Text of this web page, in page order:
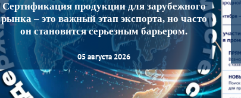
Сертификация продукции для зарубежного
рынка – это важный этап экспорта, но часто
он становится серьезным барьером.
05 августа 2026